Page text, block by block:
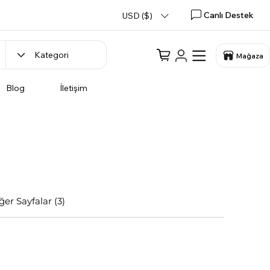
USD ($) Canlı Destek
Mağaza
Blog İletişim
Sayfalar (3)